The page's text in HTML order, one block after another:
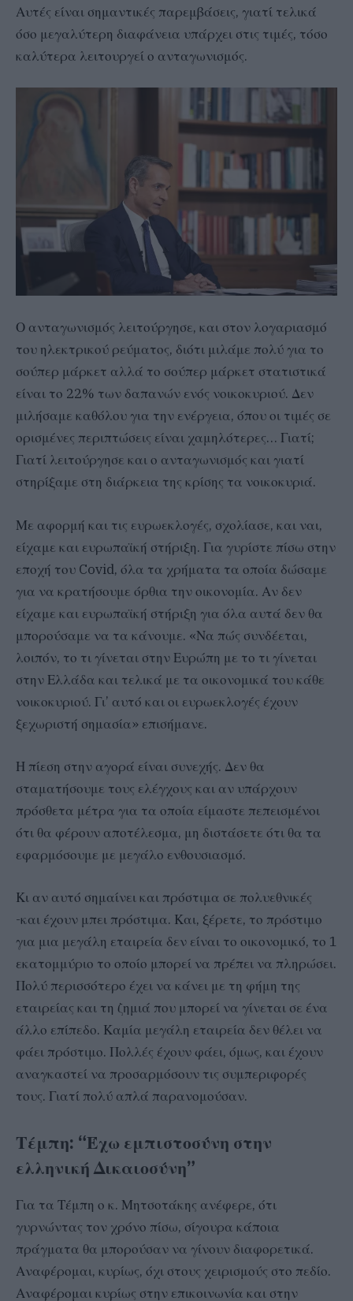
Αυτές είναι σημαντικές παρεμβάσεις, γιατί τελικά
όσο μεγαλύτερη διαφάνεια υπάρχει στις τιμές, τόσο
καλύτερα λειτουργεί ο ανταγωνισμός.
Ο ανταγωνισμός λειτούργησε, και στον λογαριασμό
του ηλεκτρικού ρεύματος, διότι μιλάμε πολύ για το
σούπερ μάρκετ αλλά το σούπερ μάρκετ στατιστικά
είναι το 22% των δαπανών ενός νοικοκυριού. Δεν
μιλήσαμε καθόλου για την ενέργεια, όπου οι τιμές σε
ορισμένες περιπτώσεις είναι χαμηλότερες… Γιατί;
Γιατί λειτούργησε και ο ανταγωνισμός και γιατί
στηρίξαμε στη διάρκεια της κρίσης τα νοικοκυριά.
Με αφορμή και τις ευρωεκλογές, σχολίασε, και ναι,
είχαμε και ευρωπαϊκή στήριξη. Για γυρίστε πίσω στην
εποχή του Covid, όλα τα χρήματα τα οποία δώσαμε
για να κρατήσουμε όρθια την οικονομία. Αν δεν
είχαμε και ευρωπαϊκή στήριξη για όλα αυτά δεν θα
μπορούσαμε να τα κάνουμε. «Να πώς συνδέεται,
λοιπόν, το τι γίνεται στην Ευρώπη με το τι γίνεται
στην Ελλάδα και τελικά με τα οικονομικά του κάθε
νοικοκυριού. Γι’ αυτό και οι ευρωεκλογές έχουν
ξεχωριστή σημασία» επισήμανε.
Η πίεση στην αγορά είναι συνεχής. Δεν θα
σταματήσουμε τους ελέγχους και αν υπάρχουν
πρόσθετα μέτρα για τα οποία είμαστε πεπεισμένοι
ότι θα φέρουν αποτέλεσμα, μη διστάσετε ότι θα τα
εφαρμόσουμε με μεγάλο ενθουσιασμό.
Κι αν αυτό σημαίνει και πρόστιμα σε πολυεθνικές
-και έχουν μπει πρόστιμα. Και, ξέρετε, το πρόστιμο
για μια μεγάλη εταιρεία δεν είναι το οικονομικό, το 1
εκατομμύριο το οποίο μπορεί να πρέπει να πληρώσει.
Πολύ περισσότερο έχει να κάνει με τη φήμη της
εταιρείας και τη ζημιά που μπορεί να γίνεται σε ένα
άλλο επίπεδο. Καμία μεγάλη εταιρεία δεν θέλει να
φάει πρόστιμο. Πολλές έχουν φάει, όμως, και έχουν
αναγκαστεί να προσαρμόσουν τις συμπεριφορές
τους. Γιατί πολύ απλά παρανομούσαν.
Τέμπη: “Έχω εμπιστοσύνη στην
ελληνική Δικαιοσύνη”
Για τα Τέμπη ο κ. Μητσοτάκης ανέφερε, ότι
γυρνώντας τον χρόνο πίσω, σίγουρα κάποια
πράγματα θα μπορούσαν να γίνουν διαφορετικά.
Αναφέρομαι, κυρίως, όχι στους χειρισμούς στο πεδίο.
Αναφέρομαι κυρίως στην επικοινωνία και στην